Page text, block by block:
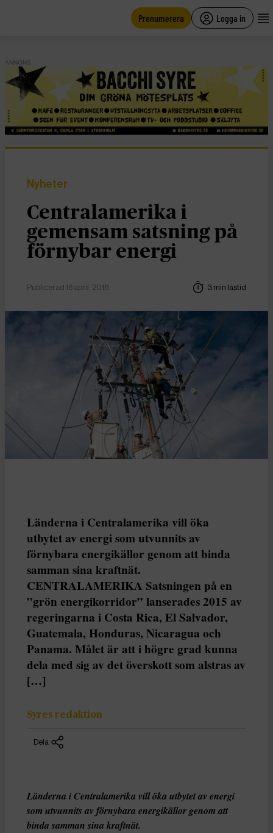
Prenumerera Logga in
ANNONS
Nyheter
Centralamerika i
gemensam satsning på
förnybar energi
Publicerad 16 april, 2018 3 min lästid
Länderna i Centralamerika vill öka
utbytet av energi som utvunnits av
förnybara energikällor genom att binda
samman sina kraftnät.
CENTRALAMERIKA Satsningen på en
”grön energikorridor” lanserades 2015 av
regeringarna i Costa Rica, El Salvador,
Guatemala, Honduras, Nicaragua och
Panama. Målet är att i högre grad kunna
dela med sig av det överskott som alstras av
[…]
Syres redaktion
Dela
Länderna i Centralamerika vill öka utbytet av energi
som utvunnits av förnybara energikällor genom att
binda samman sina kraftnät.